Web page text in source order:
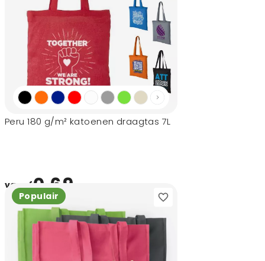
Peru 180 g/m² katoenen draagtas 7L
vanaf0,69
Populair